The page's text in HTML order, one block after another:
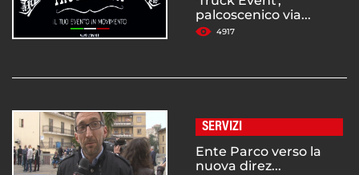
palcoscenico via...
4917
SERVIZI
Ente Parco verso la
nuova direz...